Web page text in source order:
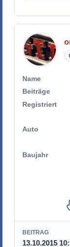
Name
Beiträge
Registriert
Auto
Baujahr
BEITRAG
13.10.2015